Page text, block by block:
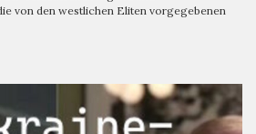
von den westlichen Eliten vorgegebenen